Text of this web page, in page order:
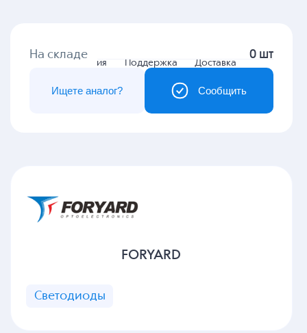
Гарантия Поддержка Доставка
На складе 0 шт
Сообщить
Ищете аналог?
FORYARD
Светодиоды